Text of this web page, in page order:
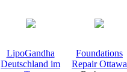
LipoGandha
Deutschland im
Foundations
Repair Ottawa